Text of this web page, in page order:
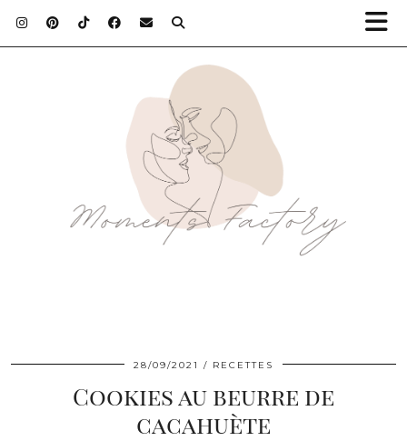
28/09/2021 RECETTES
Cookies au beurre de
cacahuète